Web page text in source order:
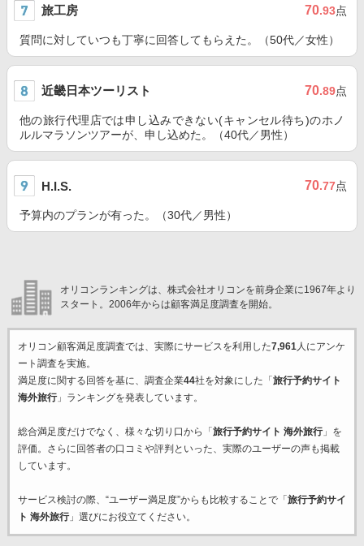
旅工房 70.93点
質問に対していつも丁寧に回答してもらえた。（50代／女性）
近畿日本ツーリスト 70.89点
他の旅行代理店では申し込みできない(キャンセル待ち)のホノ
ルルマラソンツアーが、申し込めた。（40代／男性）
H.I.S. 70.77点
予算内のプランが有った。（30代／男性）
オリコンランキングは、株式会社オリコンを前身企業に1967年より
スタート。2006年からは顧客満足度調査を開始。
オリコン顧客満足度調査では、実際にサービスを利用した7,961人にアンケ
ート調査を実施。
満足度に関する回答を基に、調査企業44社を対象にした「 旅行予約サイト
海外旅行」ランキングを発表しています。
総合満足度だけでなく、様々な切り口から「 旅行予約サイト 海外旅行」を
評価。さらに回答者の口コミや評判といった、実際のユーザーの声も掲載
しています。
サービス検討の際、“ユーザー満足度”からも比較することで「 旅行予約サイ
ト 海外旅行」選びにお役立てください。